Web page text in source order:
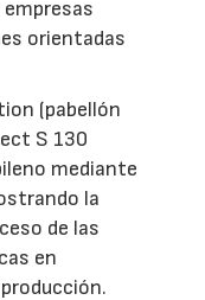
orientadas
(pabellón
S 130
mediante
la
de las
en